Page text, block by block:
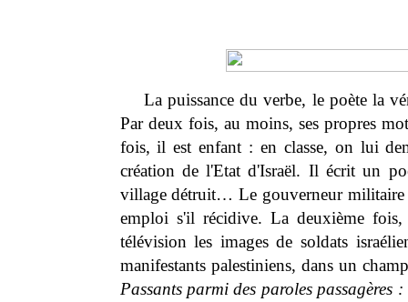
La puissance du verbe, le poète la
Par deux fois, au moins, ses propres
fois, il est enfant : en classe, on lui
création de l'Etat d'Israël. Il écrit un
village détruit… Le gouverneur militaire
emploi s'il récidive. La deuxième
télévision les images de soldats
manifestants palestiniens, dans un
Passants parmi des paroles passagères :